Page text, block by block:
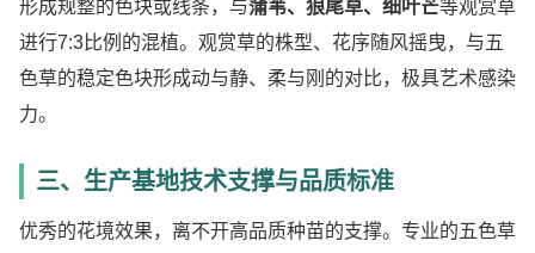
形成规整的色块或线条，与蒲苇、狼尾草、细叶芒等观赏草
进行7:3比例的混植。观赏草的株型、花序随风摇曳，与五
色草的稳定色块形成动与静、柔与刚的对比，极具艺术感染
力。
三、生产基地技术支撑与品质标准
优秀的花境效果，离不开高品质种苗的支撑。专业的五色草